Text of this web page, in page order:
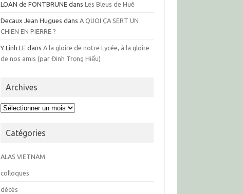
LOAN de FONTBRUNE dansLes Bleus de Huê
Decaux Jean Hugues dansA QUOI ÇA SERT UN
CHIEN EN PIERRE ?
Y Linh LE dansA la gloire de notre Lycée, à la gloire
de nos amis (par Đinh Trọng Hiếu)
Archives
Archives
Catégories
ALAS VIETNAM
colloques
décès